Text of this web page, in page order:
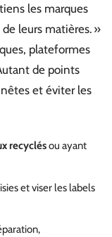
les marques
de leurs matières. »
plateformes
de points
et éviter les
recyclésou ayant
et viser les labels